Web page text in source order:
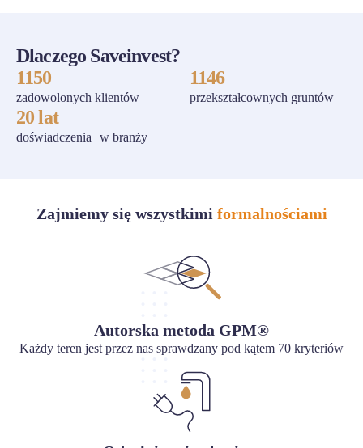
Dlaczego Saveinvest?
1150
zadowolonych klientów
1146
przekształcownych gruntów
20 lat
doświadczenia w branży
Zajmiemy się wszystkimi formalnościami
Autorska metoda GPM®
Każdy teren jest przez nas sprawdzany pod kątem 70 kryteriów